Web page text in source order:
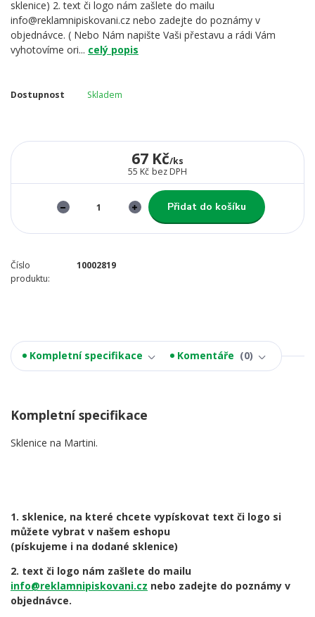
sklenice) 2. text či logo nám zašlete do mailu
info@reklamnipiskovani.cz nebo zadejte do poznámy v
objednávce. ( Nebo Nám napište Vaši přestavu a rádi Vám
vyhotovíme ori... celý popis
Dostupnost Skladem
67 Kč/ks
55 Kč bez DPH
Přidat do košíku
Číslo
produktu:
10002819
Kompletní specifikace Komentáře 0
Kompletní specifikace
Sklenice na Martini.
1. sklenice, na které chcete vypískovat text či logo si
můžete vybrat v našem eshopu
(pískujeme i na dodané sklenice)
2. text či logo nám zašlete do mailu
info@reklamnipiskovani.cz nebo zadejte do poznámy v
objednávce.